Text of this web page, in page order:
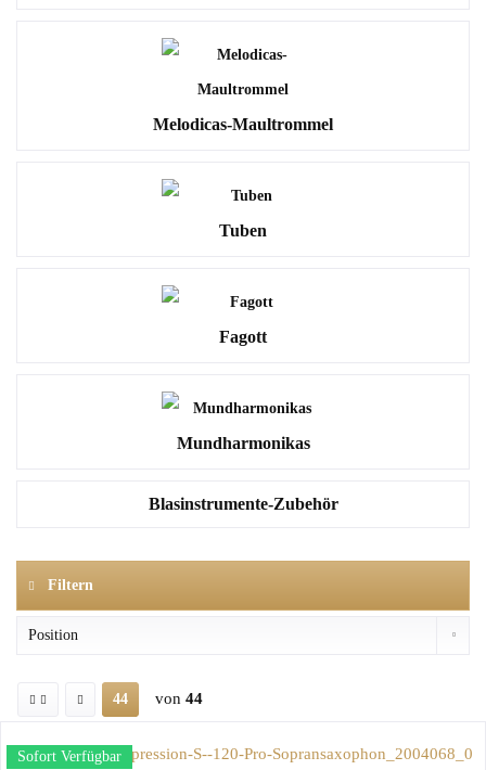
Melodicas-Maultrommel
Tuben
Fagott
Mundharmonikas
Blasinstrumente-Zubehör
Filtern
44 von 44
Sofort Verfügbar